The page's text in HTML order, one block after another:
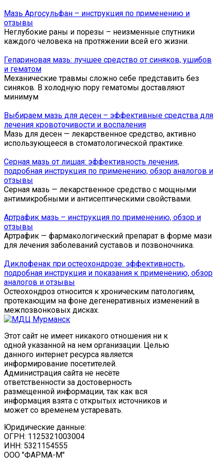
Мазь Аргосульфан – инструкция по применению и
отзывы
Неглубокие раны и порезы – неизменные спутники
каждого человека на протяжении всей его жизни.
Гепариновая мазь: лучшее средство от синяков, ушибов
и гематом
Механические травмы сложно себе представить без
синяков. В холодную пору гематомы доставляют
минимум
Выбираем мазь для десен – эффективные средства для
лечения кровоточивости и воспаления
Мазь для десен — лекарственное средство, активно
использующееся в стоматологической практике.
Серная мазь от лишая: эффективность лечения,
подробная инструкция по применению, обзор аналогов и
отзывы
Серная мазь — лекарственное средство с мощными
антимикробными и антисептическими свойствами.
Артрафик мазь – инструкция по применению, обзор и
отзывы
Артрафик — фармакологический препарат в форме мази
для лечения заболеваний суставов и позвоночника.
Диклофенак при остеохондрозе: эффективность,
подробная инструкция и показания к применению, обзор
аналогов и отзывы
Остеохондроз относится к хроническим патологиям,
протекающим на фоне дегенеративных изменений в
межпозвонковых дисках.
Этот сайт не имеет никакого отношения ни к
одной указанной на нем организации. Целью
данного интернет ресурса является
информирование посетителей.
Администрация сайта не несёте
ответственности за достоверность
размещенной информации, так как вся
информация взята с открытых источников и
может со временем устаревать.
Юридические данные:
ОГРН: 1125321003004
ИНН: 5321154555
ООО "ФАРМА-М"